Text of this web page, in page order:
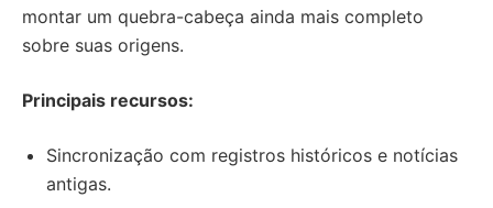
montar um quebra-cabeça ainda mais completo
sobre suas origens.
Principais recursos:
Sincronização com registros históricos e notícias
antigas.